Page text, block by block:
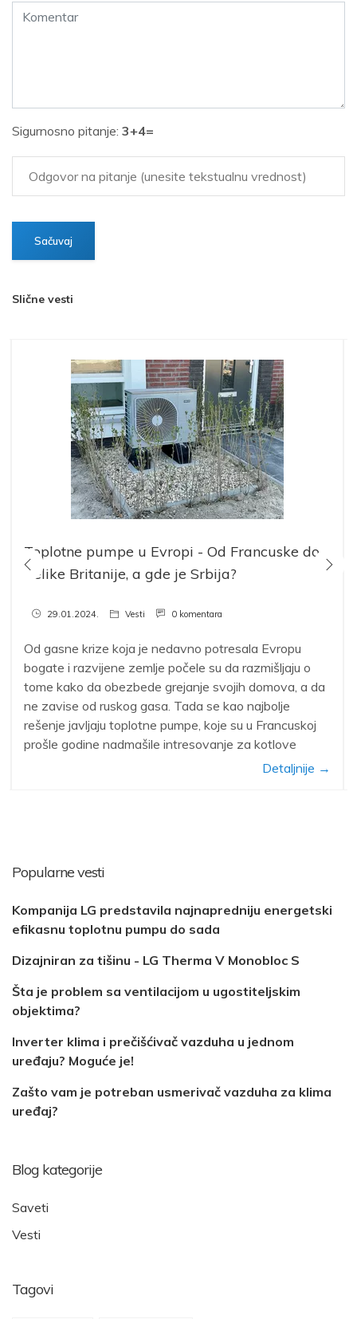
Sigurnosno pitanje: 3+4=
Slične vesti
Toplotne pumpe u Evropi - Od Francuske do
Velike Britanije, a gde je Srbija?
29.01.2024. Vesti 0 komentara
Od gasne krize koja je nedavno potresala Evropu
bogate i razvijene zemlje počele su da razmišljaju o
tome kako da obezbede grejanje svojih domova, a da
ne zavise od ruskog gasa. Tada se kao najbolje
rešenje javljaju toplotne pumpe, koje su u Francuskoj
prošle godine nadmašile intresovanje za kotlove
Detaljnije →
Popularne vesti
Kompanija LG predstavila najnapredniju energetski
efikasnu toplotnu pumpu do sada
Dizajniran za tišinu - LG Therma V Monobloc S
Šta je problem sa ventilacijom u ugostiteljskim
objektima?
Inverter klima i prečišćivač vazduha u jednom
uređaju? Moguće je!
Zašto vam je potreban usmerivač vazduha za klima
uređaj?
Blog kategorije
Saveti
Vesti
Tagovi